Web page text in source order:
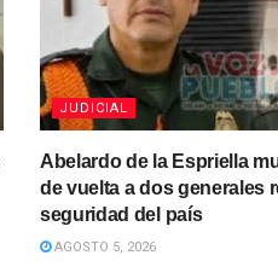
JUDICIAL
Abelardo de la Espriella
de vuelta a dos generales
seguridad del país
AGOSTO 5, 2026